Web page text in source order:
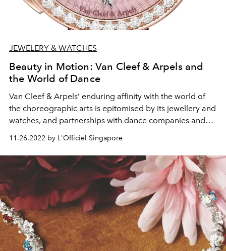
JEWELERY & WATCHES
Beauty in Motion: Van Cleef & Arpels and
the World of Dance
Van Cleef & Arpels’ enduring affinity with the world of
the choreographic arts is epitomised by its jewellery and
watches, and partnerships with dance companies and
11.26.2022 by L'Officiel Singapore